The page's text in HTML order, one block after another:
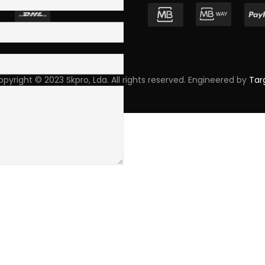
© 2023 Skpro, Lda. All rights reserved. Engineered by